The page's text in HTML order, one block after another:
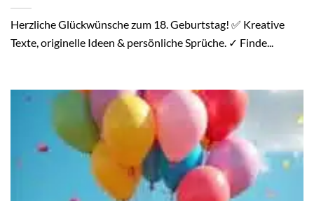
Herzliche Glückwünsche zum 18. Geburtstag! ✅ Kreative
Texte, originelle Ideen & persönliche Sprüche. ✓ Finde...